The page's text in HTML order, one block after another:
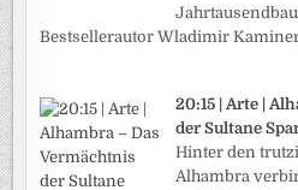
Bestsellerautor Wladimir
20:15 | Arte |
der Sultane
Hinter den
Alhambra